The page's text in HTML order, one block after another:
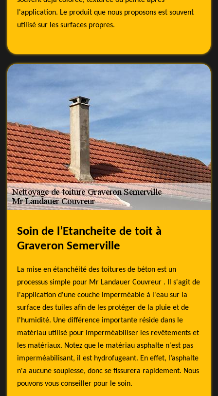
l'application. Le produit que nous proposons est souvent
utilisé sur les surfaces propres.
Soin de l’Etancheite de toit à
Graveron Semerville
La mise en étanchéité des toitures de béton est un
processus simple pour Mr Landauer Couvreur . Il s'agit de
l'application d'une couche imperméable à l'eau sur la
surface des tuiles afin de les protéger de la pluie et de
l'humidité. Une différence importante réside dans le
matériau utilisé pour imperméabiliser les revêtements et
les matériaux. Notez que le matériau asphalte n'est pas
imperméabilisant, il est hydrofugeant. En effet, l’asphalte
n'a aucune souplesse, donc se fissurera rapidement. Nous
pouvons vous conseiller pour le soin.